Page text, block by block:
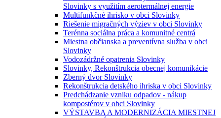
Slovinky s využitím aerotermálnej energie
Multifunkčné ihrisko v obci Slovinky
Riešenie migračných výziev v obci Slovinky
Terénna sociálna práca a komunitné centrá
Miestna občianska a preventívna služba v obci
Slovinky
Vodozádržné opatrenia Slovinky
Slovinky, Rekonštrukcia obecnej komunikácie
Zberný dvor Slovinky
Rekonštrukcia detského ihriska v obci Slovinky
Predchádzanie vzniku odpadov - nákup
kompostérov v obci Slovinky
VÝSTAVBA A MODERNIZÁCIA MIESTNEJ